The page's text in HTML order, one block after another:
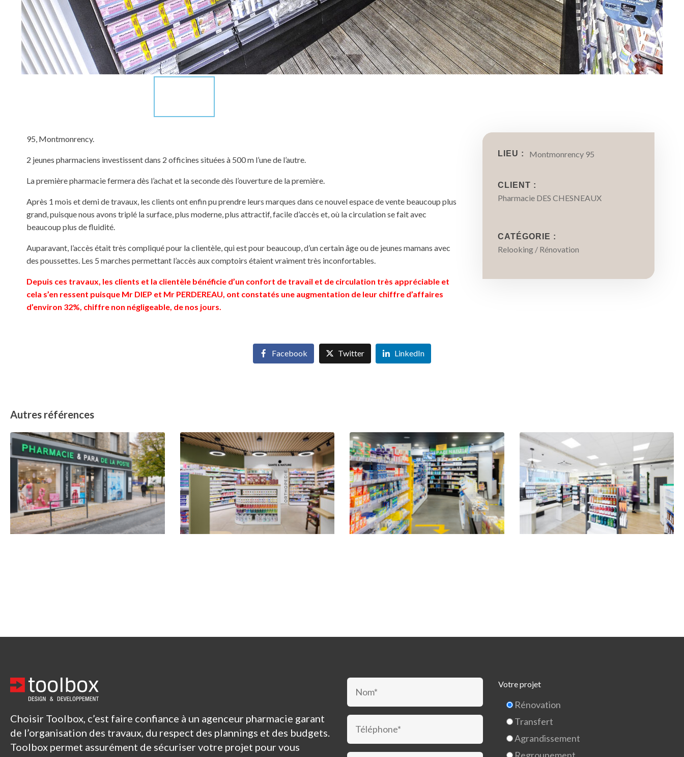
95, Montmonrency.
2 jeunes pharmaciens investissent dans 2 officines situées à 500 m l’une de l’autre.
La première pharmacie fermera dès l’achat et la seconde dès l’ouverture de la première.
Après 1 mois et demi de travaux, les clients ont enfin pu prendre leurs marques dans ce nouvel espace de vente beaucoup plus
grand, puisque nous avons triplé la surface, plus moderne, plus attractif, facile d’accès et, où la circulation se fait avec
beaucoup plus de fluidité.
Auparavant, l’accès était très compliqué pour la clientèle, qui est pour beaucoup, d’un certain âge ou de jeunes mamans avec
des poussettes. Les 5 marches permettant l’accès aux comptoirs étaient vraiment très inconfortables.
Depuis ces travaux, les clients et la clientèle bénéficie d’un confort de travail et de circulation très appréciable et
cela s’en ressent puisque Mr DIEP et Mr PERDEREAU, ont constatés une augmentation de leur chiffre d’affaires
d’environ 32%, chiffre non négligeable, de nos jours.
LIEU : Montmonrency 95
CLIENT :
Pharmacie DES CHESNEAUX
CATÉGORIE :
Relooking / Rénovation
Facebook Twitter LinkedIn
Autres références
Choisir Toolbox, c’est faire confiance à un agenceur pharmacie garant
de l’organisation des travaux, du respect des plannings et des budgets.
Toolbox permet assurément de sécuriser votre projet pour vous
Votre projet
Rénovation
Transfert
Agrandissement